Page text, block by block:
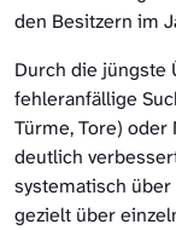
den Besitzern im
Durch die jüngste
fehleranfällige
Türme, Tore) oder
deutlich
systematisch
gezielt über